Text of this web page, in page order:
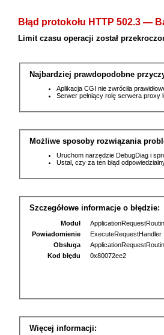
Błąd protokołu HTTP 502.3 —
Limit czasu operacji został
Najbardziej prawdopodobne
Aplikacja CGI nie zwróciła
Serwer pełniący rolę serwera proxy
Możliwe sposoby rozwiązania
Uruchom narzędzie DebugDiag i
Ustal, czy za ten błąd
Szczegółowe informacje o błędzie:
Moduł
Powiadomienie
ExecuteRequestHandler
Obsługa
Kod błędu
0x80072ee2
Więcej informacji: